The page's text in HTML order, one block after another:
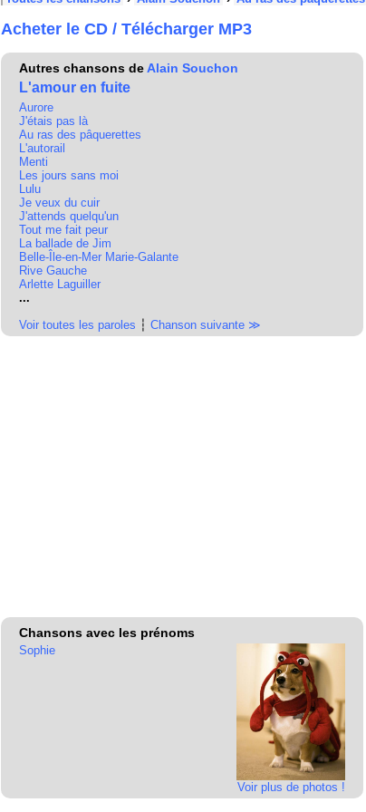
Acheter le CD / Télécharger MP3
Autres chansons deAlain Souchon
L'amour en fuite
Aurore
J'étais pas là
Au ras des pâquerettes
L'autorail
Menti
Les jours sans moi
Lulu
Je veux du cuir
J'attends quelqu'un
Tout me fait peur
La ballade de Jim
Belle-Île-en-Mer Marie-Galante
Rive Gauche
Arlette Laguiller
...
Voir toutes les paroles ┆ Chanson suivante ≫
Chansons avec les prénoms
Voir plus de photos !
Sophie